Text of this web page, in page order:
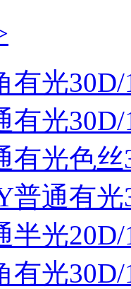
有光30D/
有光30D/
有光色丝
普通有光
半光20D/
有光30D/